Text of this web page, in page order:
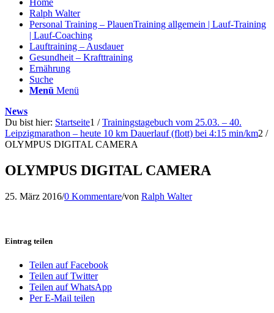
Home
Ralph Walter
Personal Training – PlauenTraining allgemein | Lauf-Training
| Lauf-Coaching
Lauftraining – Ausdauer
Gesundheit – Krafttraining
Ernährung
Suche
Menü Menü
News
Du bist hier: Startseite1 / Trainingstagebuch vom 25.03. – 40.
Leipzigmarathon – heute 10 km Dauerlauf (flott) bei 4:15 min/km2 /
OLYMPUS DIGITAL CAMERA
OLYMPUS DIGITAL CAMERA
25. März 2016/0 Kommentare/von Ralph Walter
Eintrag teilen
Teilen auf Facebook
Teilen auf Twitter
Teilen auf WhatsApp
Per E-Mail teilen